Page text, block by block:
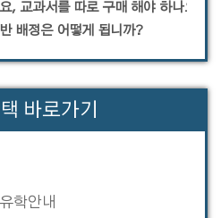
, 교과서를 따로 구매 해야 하나요?
배정은 어떻게 됩니까?
바로가기
학안내